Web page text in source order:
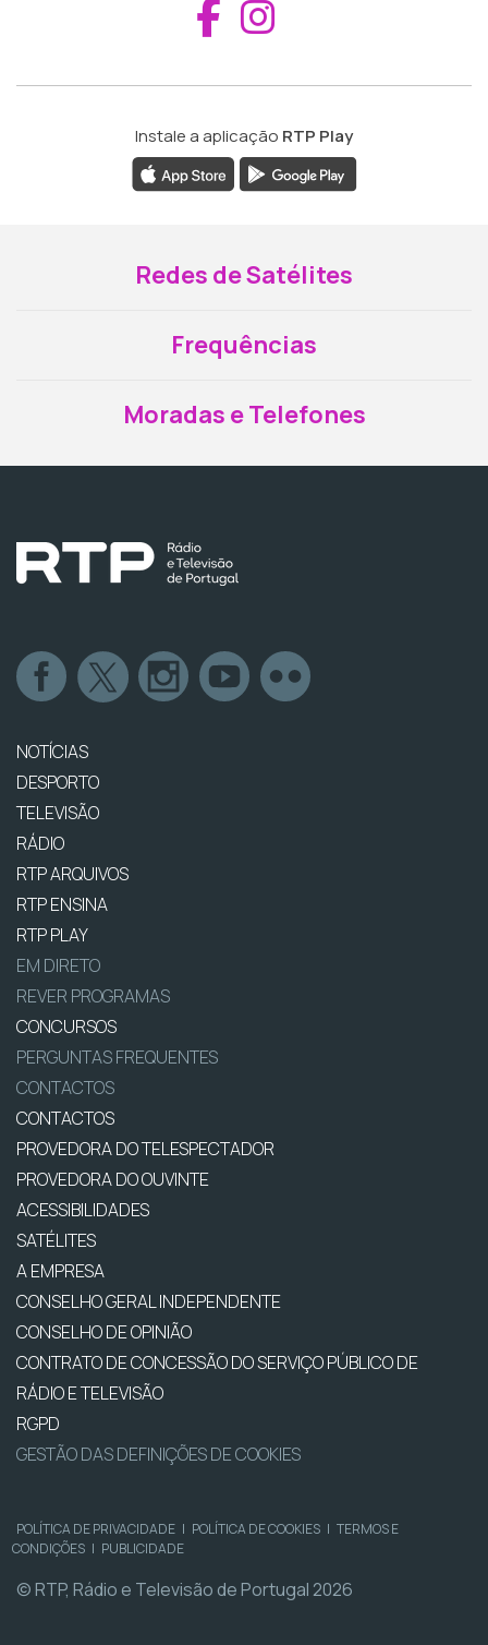
Aceder ao
Instale a aplicação RTP Play
Redes de Satélites
Frequências
Moradas e Telefones
NOTÍCIAS
DESPORTO
TELEVISÃO
RÁDIO
RTP ARQUIVOS
RTP ENSINA
RTP PLAY
EM DIRETO
REVER PROGRAMAS
CONCURSOS
PERGUNTAS FREQUENTES
CONTACTOS
CONTACTOS
PROVEDORA DO TELESPECTADOR
PROVEDORA DO OUVINTE
ACESSIBILIDADES
SATÉLITES
A EMPRESA
CONSELHO GERAL INDEPENDENTE
CONSELHO DE OPINIÃO
CONTRATO DE CONCESSÃO DO SERVIÇO PÚBLICO DE
RÁDIO E TELEVISÃO
RGPD
GESTÃO DAS DEFINIÇÕES DE COOKIES
POLÍTICA DE PRIVACIDADE | POLÍTICA DE COOKIES | TERMOS E
CONDIÇÕES | PUBLICIDADE
© RTP, Rádio e Televisão de Portugal 2026